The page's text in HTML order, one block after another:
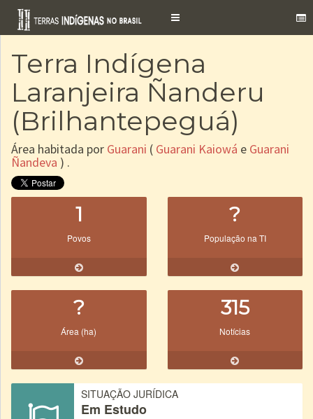
Toggle
Terra Indígena
Laranjeira Ñanderu
(Brilhantepeguá)
Área habitada por Guarani ( Guarani Kaiowá e Guarani
Ñandeva ) .
1
Povos
?
População na TI
?
Área (ha)
315
Notícias
SITUAÇÃO JURÍDICA
Em Estudo